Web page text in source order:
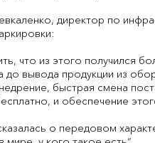
директор по
что из этого получился
до вывода продукции из
быстрая смена
и обеспечение
о передовом